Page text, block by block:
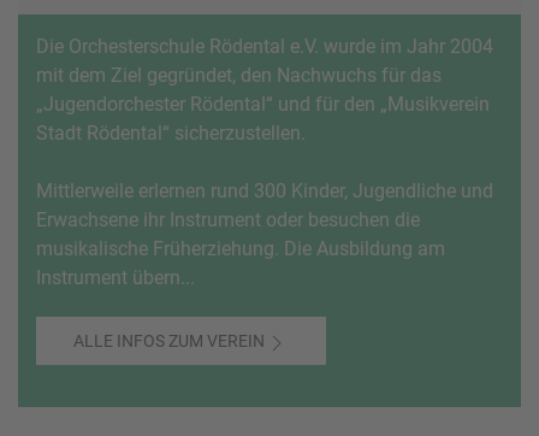
Die Orchesterschule Rödental e.V. wurde im Jahr 2004
mit dem Ziel gegründet, den Nachwuchs für das
„Jugendorchester Rödental“ und für den „Musikverein
Stadt Rödental“ sicherzustellen.
Mittlerweile erlernen rund 300 Kinder, Jugendliche und
Erwachsene ihr Instrument oder besuchen die
musikalische Früherziehung. Die Ausbildung am
Instrument übern...
ALLE INFOS ZUM VEREIN